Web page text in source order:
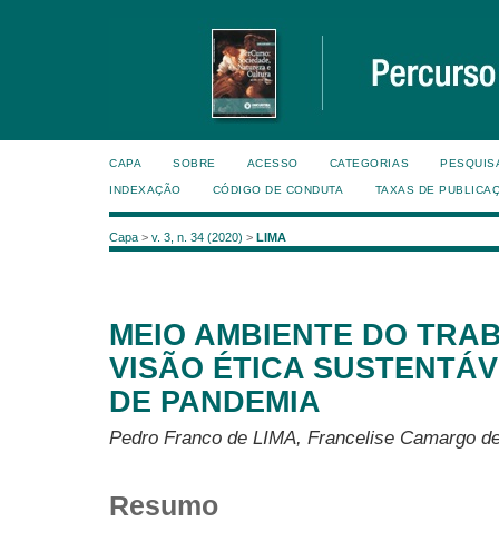
CAPA SOBRE ACESSO CATEGORIAS
INDEXAÇÃO CÓDIGO DE CONDUTA TAXAS DE
Capa > v. 3, n. 34 (2020) > LIMA
MEIO AMBIENTE DO
VISÃO ÉTICA
DE PANDEMIA
Pedro Franco de LIMA, Francelise Camargo
Resumo